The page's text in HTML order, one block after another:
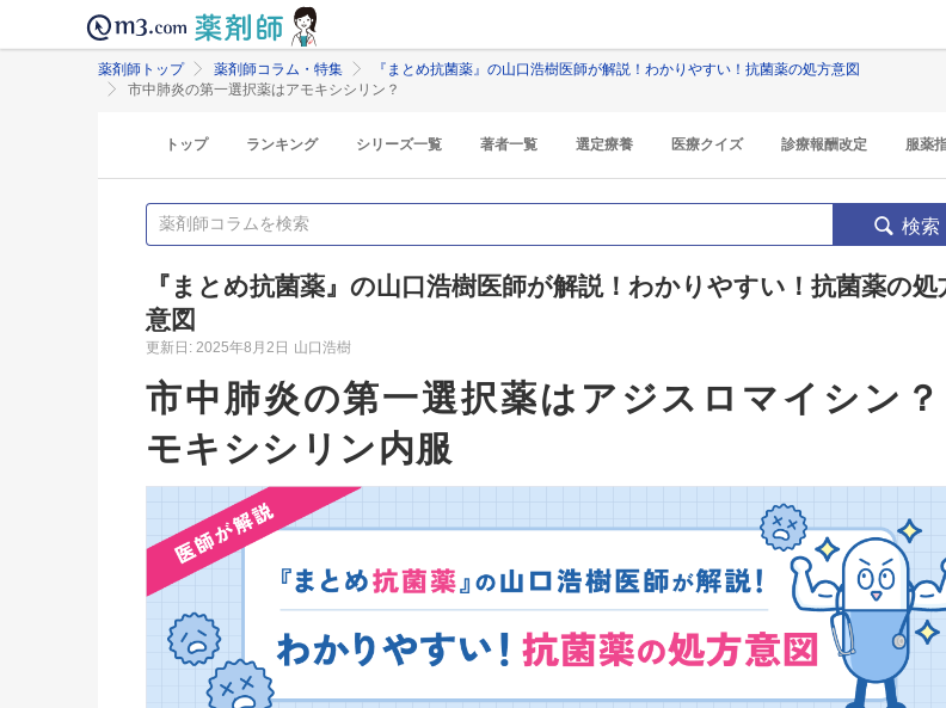
薬剤師トップ 薬剤師コラム・特集
『まとめ抗菌薬』の山口浩樹医師が解説！わかりやすい！抗菌薬の処方意図
市中肺炎の第一選択薬はアモキシシリン？
トップ ランキング シリーズ一覧 著者一覧 選定療養 医療クイズ 診療報酬改定 服薬
検索
『まとめ抗菌薬』の山口浩樹医師が解説！わかりやすい！抗菌薬の処
意図
更新日: 2025年8月2日 山口浩樹
市中肺炎の第一選択薬はアジスロマイシン
モキシシリン内服